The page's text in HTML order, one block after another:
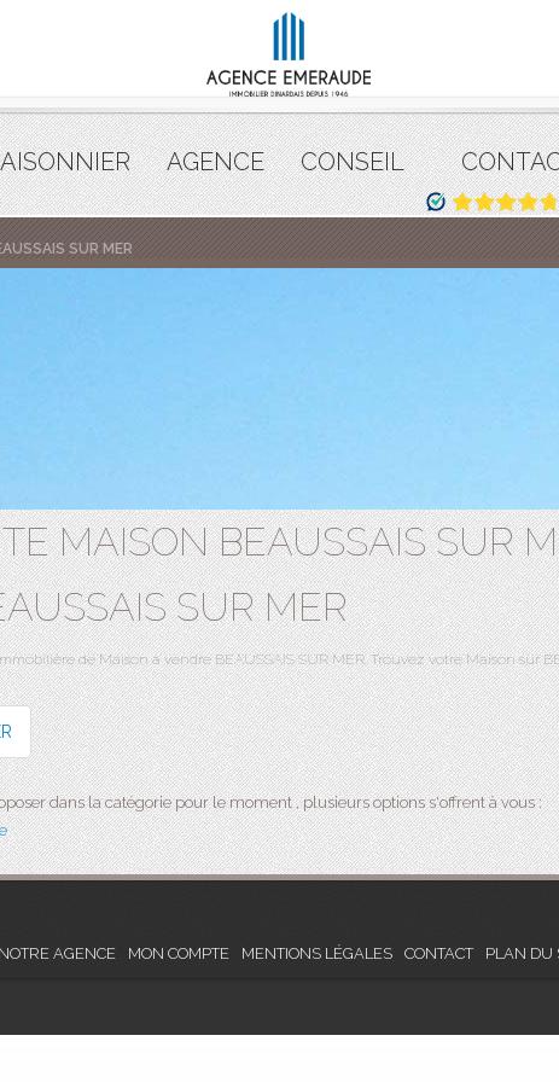
AGENCE CONSEIL
SUR MER
MAISON BEAUSSAIS SUR
SUR MER
de Maison à vendre BEAUSSAIS SUR MER. Trouvez votre Maison sur
dans la catégorie pour le moment , plusieurs options s'offrent à vous :
NOTRE AGENCE MON COMPTE MENTIONS LÉGALES CONTACT PLAN DU